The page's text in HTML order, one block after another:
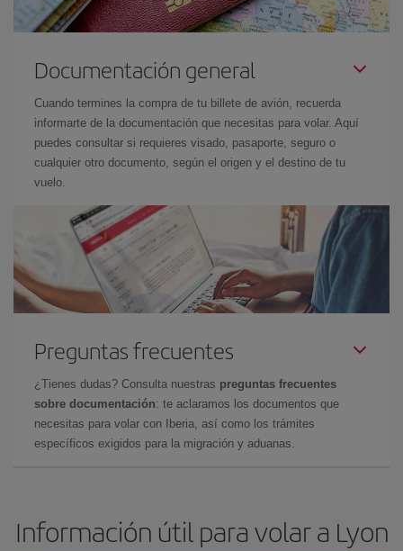
Documentación general
Cuando termines la compra de tu billete de avión, recuerda
informarte de la documentación que necesitas para volar. Aquí
puedes consultar si requieres visado, pasaporte, seguro o
cualquier otro documento, según el origen y el destino de tu
vuelo.
Preguntas frecuentes
¿Tienes dudas? Consulta nuestras preguntas frecuentes
sobre documentación: te aclaramos los documentos que
necesitas para volar con Iberia, así como los trámites
específicos exigidos para la migración y aduanas.
Información útil para volar a Lyon